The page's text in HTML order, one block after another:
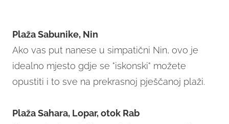
Plaža Sabunike, Nin
Ako vas put nanese u simpatični Nin, ovo je
idealno mjesto gdje se "iskonski" možete
opustiti i to sve na prekrasnoj pješčanoj plaži.
Plaža Sahara, Lopar, otok Rab